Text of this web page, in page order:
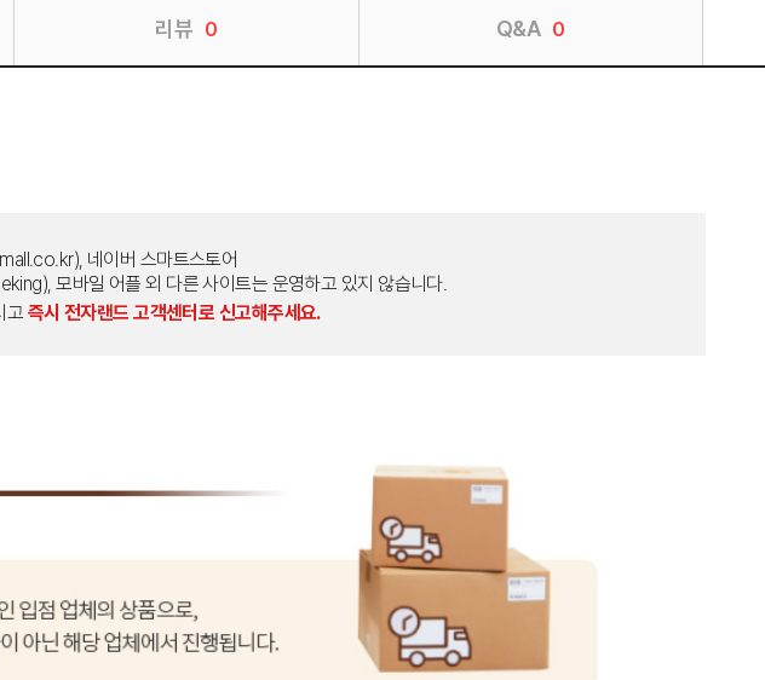
리뷰 0 Q&A 0
네이버 스마트스토어
모바일 어플 외 다른 사이트는 운영하고 있지 않습니다.
고 즉시 전자랜드 고객센터로 신고해주세요.